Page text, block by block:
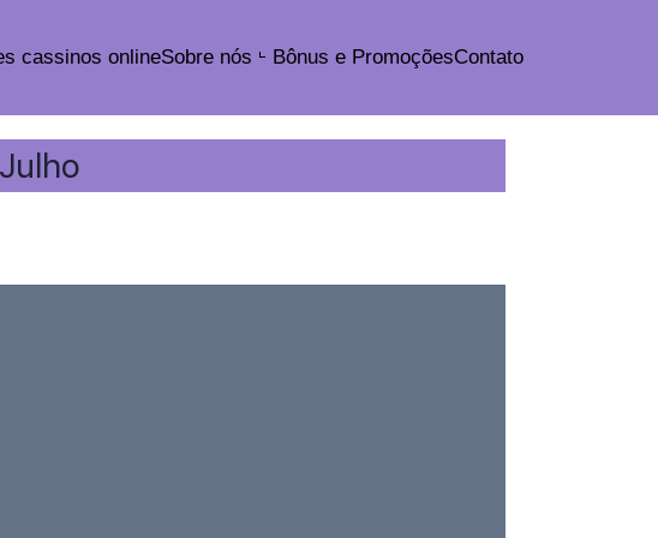
cassinos onlineSobre nós Bônus e PromoçõesContato